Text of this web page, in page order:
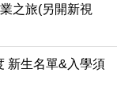
之旅(另開新視
新生名單&入學須